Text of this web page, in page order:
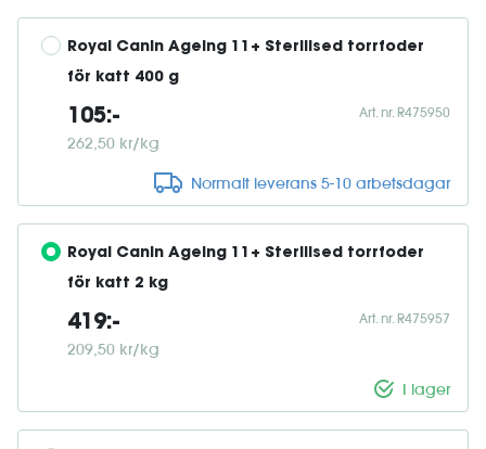
Royal Canin Ageing 11+ Sterilised torrfoder
för katt 400 g
105:-
262,50 kr/kg
Art. nr. R475950
Normalt leverans 5-10 arbetsdagar
Royal Canin Ageing 11+ Sterilised torrfoder
för katt 2 kg
419:-
209,50 kr/kg
Art. nr. R475957
I lager